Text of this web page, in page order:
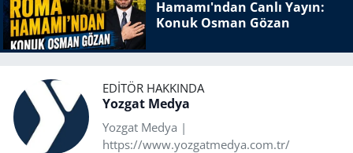
Hamamı'ndan Canlı Yayın:
Konuk Osman Gözan
EDITÖR HAKKINDA
Yozgat Medya
Yozgat Medya |
https://www.yozgatmedya.com.tr/